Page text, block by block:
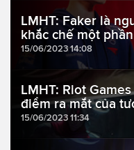
LMHT: Faker là
khắc chế một
15/06/2023 14:08
LMHT: Riot
điểm ra mắt của
15/06/2023 11:34